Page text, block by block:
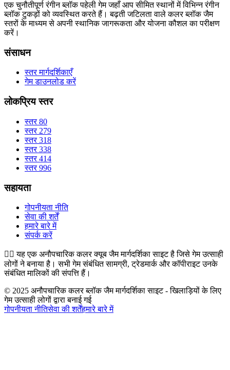
एक चुनौतीपूर्ण रंगीन ब्लॉक पहेली गेम जहाँ आप सीमित स्थानों में विभिन्न रंगीन
ब्लॉक टुकड़ों को व्यवस्थित करते हैं। बढ़ती जटिलता वाले कलर ब्लॉक जैम
स्तरों के माध्यम से अपनी स्थानिक जागरूकता और योजना कौशल का परीक्षण
करें।
संसाधन
स्तर मार्गदर्शिकाएँ
गेम डाउनलोड करें
लोकप्रिय स्तर
स्तर 80
स्तर 279
स्तर 318
स्तर 338
स्तर 414
स्तर 996
सहायता
गोपनीयता नीति
सेवा की शर्तें
हमारे बारे में
संपर्क करें
👉🏻यह एक अनौपचारिक कलर क्यूब जैम मार्गदर्शिका साइट है जिसे गेम उत्साही
लोगों ने बनाया है। सभी गेम संबंधित सामग्री, ट्रेडमार्क और कॉपीराइट उनके
संबंधित मालिकों की संपत्ति हैं।
© 2025 अनौपचारिक कलर ब्लॉक जैम मार्गदर्शिका साइट - खिलाड़ियों के लिए
गेम उत्साही लोगों द्वारा बनाई गई
गोपनीयता नीतिसेवा की शर्तेंहमारे बारे में